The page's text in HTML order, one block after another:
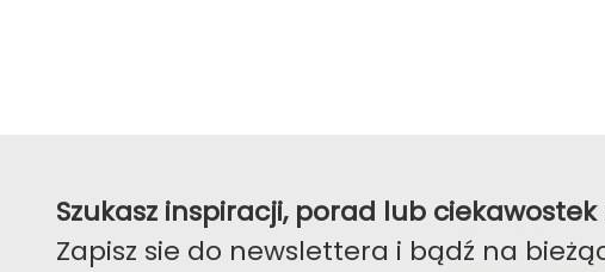
Szukasz inspiracji, porad lub
Zapisz sie do newslettera i bądź na